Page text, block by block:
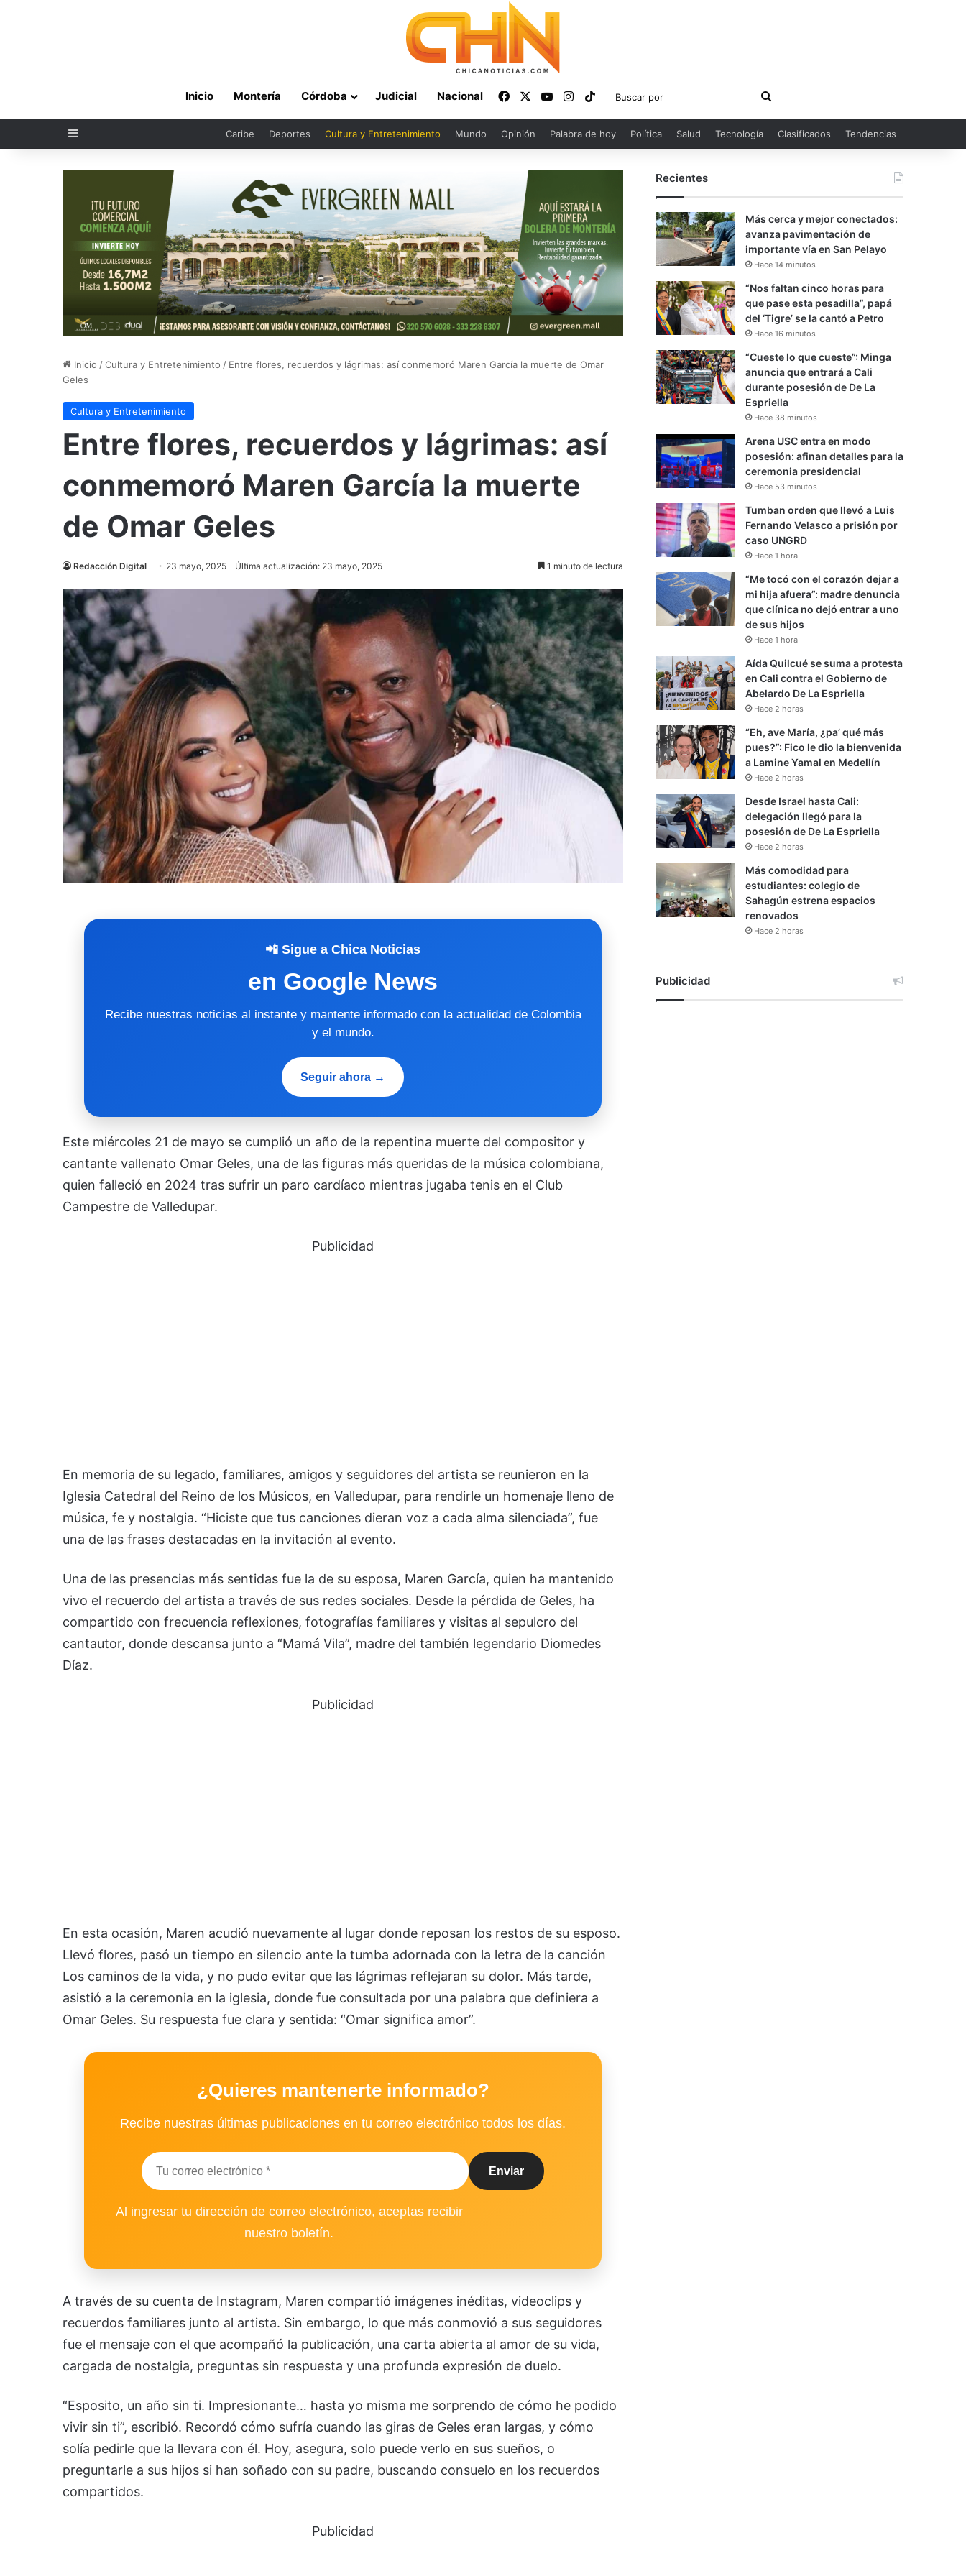
Inicio Montería Córdoba Judicial Nacional FacebookYouTubeInstagram
TikTok
Buscar
por
Sidebar Caribe Deportes Cultura y Entretenimiento Mundo Opinión Palabra de hoy Política Salud Tecnología Clasificados Tendencias
Inicio /Cultura y Entretenimiento / Entre flores, recuerdos y lágrimas: así conmemoró Maren García la muerte de Omar
Geles
Cultura y Entretenimiento
Entre flores, recuerdos y lágrimas: así
conmemoró Maren García la muerte
de Omar Geles
Redacción Digital 23 mayo, 2025 Última actualización: 23 mayo, 2025 1 minuto de lectura
📲 Sigue a Chica Noticias
en Google News
Recibe nuestras noticias al instante y mantente informado con la actualidad de Colombia
y el mundo.
Seguir ahora →
Este miércoles 21 de mayo se cumplió un año de la repentina muerte del compositor y
cantante vallenato Omar Geles, una de las figuras más queridas de la música colombiana,
quien falleció en 2024 tras sufrir un paro cardíaco mientras jugaba tenis en el Club
Campestre de Valledupar.
Publicidad
En memoria de su legado, familiares, amigos y seguidores del artista se reunieron en la
Iglesia Catedral del Reino de los Músicos, en Valledupar, para rendirle un homenaje lleno de
música, fe y nostalgia. “Hiciste que tus canciones dieran voz a cada alma silenciada”, fue
una de las frases destacadas en la invitación al evento.
Una de las presencias más sentidas fue la de su esposa, Maren García, quien ha mantenido
vivo el recuerdo del artista a través de sus redes sociales. Desde la pérdida de Geles, ha
compartido con frecuencia reflexiones, fotografías familiares y visitas al sepulcro del
cantautor, donde descansa junto a “Mamá Vila”, madre del también legendario Diomedes
Díaz.
Publicidad
En esta ocasión, Maren acudió nuevamente al lugar donde reposan los restos de su esposo.
Llevó flores, pasó un tiempo en silencio ante la tumba adornada con la letra de la canción
Los caminos de la vida, y no pudo evitar que las lágrimas reflejaran su dolor. Más tarde,
asistió a la ceremonia en la iglesia, donde fue consultada por una palabra que definiera a
Omar Geles. Su respuesta fue clara y sentida: “Omar significa amor”.
¿Quieres mantenerte informado?
Recibe nuestras últimas publicaciones en tu correo electrónico todos los días.
Al ingresar tu dirección de correo electrónico, aceptas recibir
nuestro boletín.
A través de su cuenta de Instagram, Maren compartió imágenes inéditas, videoclips y
recuerdos familiares junto al artista. Sin embargo, lo que más conmovió a sus seguidores
fue el mensaje con el que acompañó la publicación, una carta abierta al amor de su vida,
cargada de nostalgia, preguntas sin respuesta y una profunda expresión de duelo.
“Esposito, un año sin ti. Impresionante… hasta yo misma me sorprendo de cómo he podido
vivir sin ti”, escribió. Recordó cómo sufría cuando las giras de Geles eran largas, y cómo
solía pedirle que la llevara con él. Hoy, asegura, solo puede verlo en sus sueños, o
preguntarle a sus hijos si han soñado con su padre, buscando consuelo en los recuerdos
compartidos.
Publicidad
Recientes
Más cerca y mejor conectados:
avanza pavimentación de
importante vía en San Pelayo
Hace 14 minutos
“Nos faltan cinco horas para
que pase esta pesadilla”, papá
del ‘Tigre’ se la cantó a Petro
Hace 16 minutos
“Cueste lo que cueste”: Minga
anuncia que entrará a Cali
durante posesión de De La
Espriella
Hace 38 minutos
Arena USC entra en modo
posesión: afinan detalles para la
ceremonia presidencial
Hace 53 minutos
Tumban orden que llevó a Luis
Fernando Velasco a prisión por
caso UNGRD
Hace 1 hora
“Me tocó con el corazón dejar a
mi hija afuera”: madre denuncia
que clínica no dejó entrar a uno
de sus hijos
Hace 1 hora
Aída Quilcué se suma a protesta
en Cali contra el Gobierno de
Abelardo De La Espriella
Hace 2 horas
“Eh, ave María, ¿pa’ qué más
pues?”: Fico le dio la bienvenida
a Lamine Yamal en Medellín
Hace 2 horas
Desde Israel hasta Cali:
delegación llegó para la
posesión de De La Espriella
Hace 2 horas
Más comodidad para
estudiantes: colegio de
Sahagún estrena espacios
renovados
Hace 2 horas
Publicidad